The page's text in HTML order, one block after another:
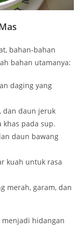
bahan-bahan
bahan utamanya:
daging yang
dan daun jeruk
khas pada sup.
daun bawang
kuah untuk rasa
merah, garam, dan
menjadi hidangan